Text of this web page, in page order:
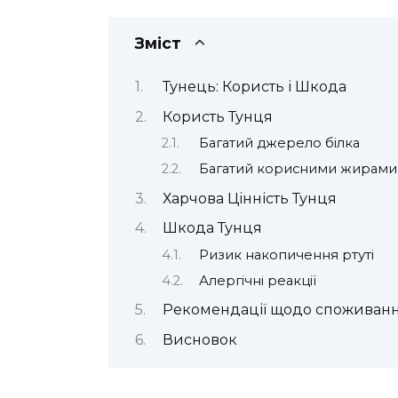
Зміст
Тунець: Користь і Шкода
Користь Тунця
Багатий джерело білка
Багатий корисними жирами
Харчова Цінність Тунця
Шкода Тунця
Ризик накопичення ртуті
Алергічні реакції
Рекомендації щодо
Висновок